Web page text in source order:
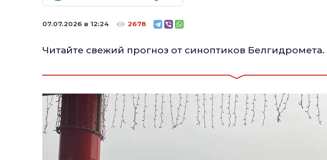
07.07.2026 в 12:24 2678
Читайте свежий прогноз от синоптиков Белгидромета.